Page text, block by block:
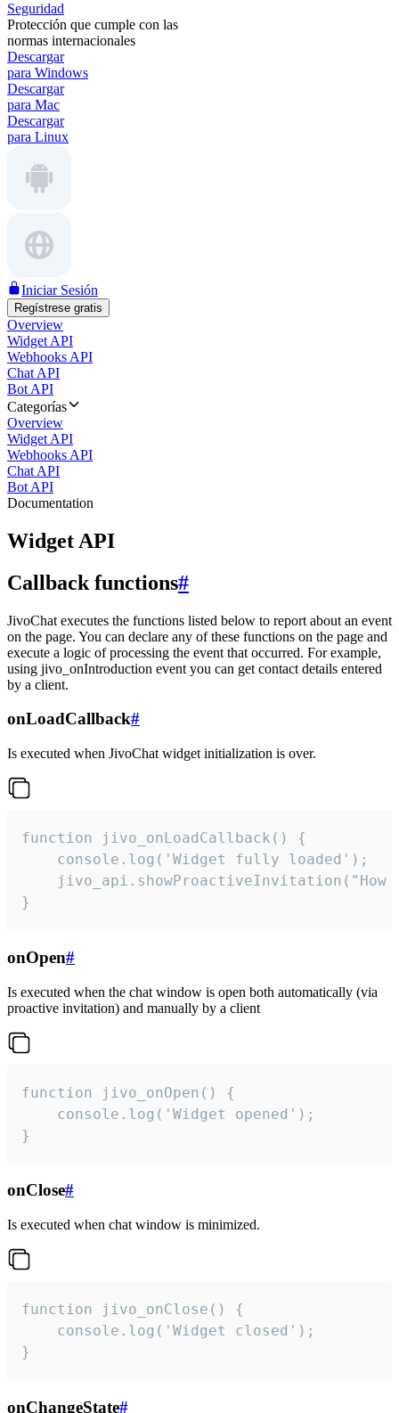
Seguridad
Protección que cumple con las
normas internacionales
Descargar
para Windows
Descargar
para Mac
Descargar
para Linux
Iniciar Sesión
Regístrese gratis
Overview
Widget API
Webhooks API
Chat API
Bot API
Categorías
Overview
Widget API
Webhooks API
Chat API
Bot API
Documentation
Widget API
Callback functions#
JivoChat executes the functions listed below to report about an event
on the page. You can declare any of these functions on the page and
execute a logic of processing the event that occurred. For example,
using jivo_onIntroduction event you can get contact details entered
by a client.
onLoadCallback#
Is executed when JivoChat widget initialization is over.
function jivo_onLoadCallback() {
    console.log('Widget fully loaded');
jivo_api.showProactiveInvitation("How
}
onOpen#
Is executed when the chat window is open both automatically (via
proactive invitation) and manually by a client
function jivo_onOpen() {
    console.log('Widget opened');
}
onClose#
Is executed when chat window is minimized.
function jivo_onClose() {
    console.log('Widget closed');
}
onChangeState#